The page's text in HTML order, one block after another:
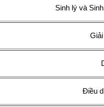
Sinh lý và
Điều